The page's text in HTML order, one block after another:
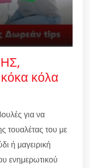
κόλα
για να
τουαλέτας του με
ή μαγειρική
ενημερωτικού